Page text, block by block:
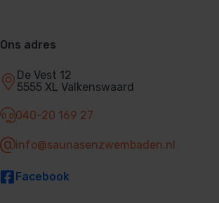
Ons adres
De Vest 12
5555 XL Valkenswaard
040-20 169 27
info@saunasenzwembaden.nl
Facebook